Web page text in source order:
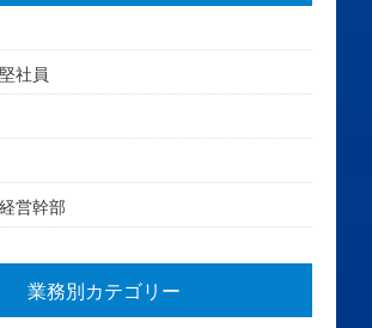
社員
営幹部
業務別カテゴリー